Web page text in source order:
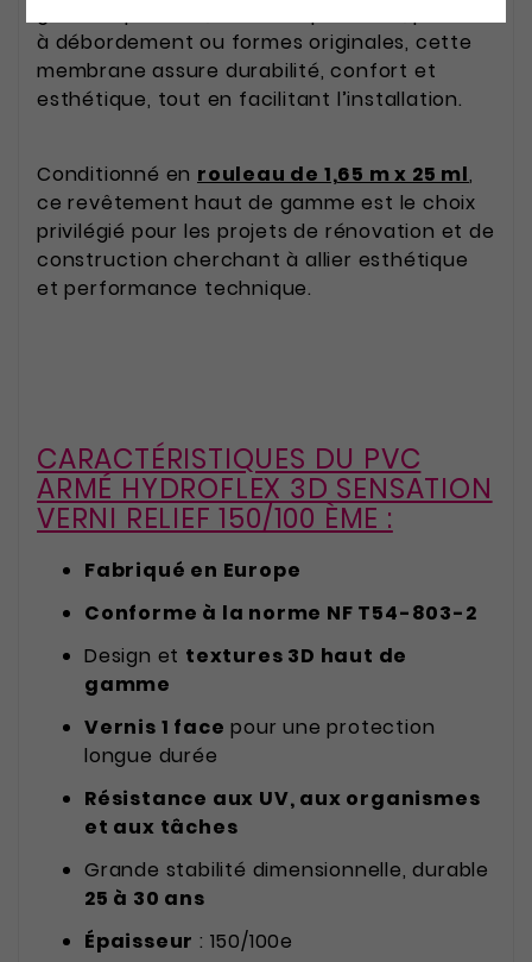
à débordement ou formes originales, cette
membrane assure durabilité, confort et
esthétique, tout en facilitant l’installation.
Conditionné en rouleau de 1,65 m x 25 ml,
ce revêtement haut de gamme est le choix
privilégié pour les projets de rénovation et de
construction cherchant à allier esthétique
et performance technique.
CARACTÉRISTIQUES DU PVC
ARMÉ HYDROFLEX 3D SENSATION
VERNI RELIEF 150/100 ÈME :
Fabriqué en Europe
Conforme à la norme NF T54-803-2
Design et textures 3D haut de
gamme
Vernis 1 face pour une protection
longue durée
Résistance aux UV, aux organismes
et aux tâches
Grande stabilité dimensionnelle, durable
25 à 30 ans
Épaisseur : 150/100e